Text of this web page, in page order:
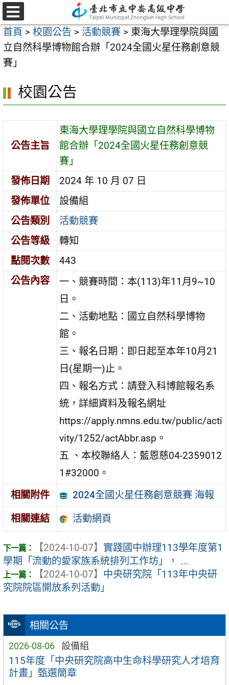
跳
至
主
要
內
區
選
單
首頁 > 校園公告 > 活動競賽 > 東海大學理學院與國
立自然科學博物館合辦「2024全國火星任務創意競
賽」
相關公告
2026-08-06 設備組
115年度「中央研究院高中生命科學研究人才培育
計畫」甄選簡章
校園公告
公告主旨
東海大學理學院與國立自然科學博物
館合辦「2024全國火星任務創意競
賽」
發佈日期
2024 年 10 月 07 日
發佈單位
設備組
公告類別
活動競賽
公告等級
轉知
點閱次數
443
公告內容
一、競賽時間：本(113)年11月9~10
日。
二、活動地點：國立自然科學博物
館。
三、報名日期：即日起至本年10月21
日(星期一)止。
四、報名方式：請登入科博館報名系
統，詳細資料及報名網址
https://apply.nmns.edu.tw/public/acti
vity/1252/actAbbr.asp。
五 、本校聯絡人：藍恩慈04-2359012
1#32000。
相關附件
2024全國火星任務創意競賽 海報
相關連結 活動網頁
【2024-10-07】 實踐國中辦理113學年度第1
學期「流動的愛家族系統排列工作坊」， ...
【2024-10-07】 中央研究院「113年中央研
究院院區開放系列活動」